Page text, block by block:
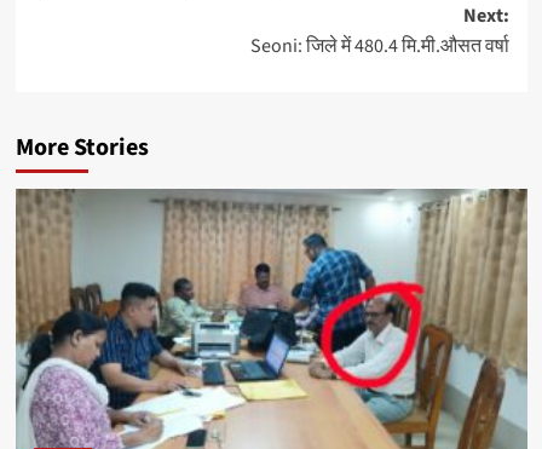
Next:
Seoni: जिले में 480.4 मि.मी.औसत वर्षा
More Stories